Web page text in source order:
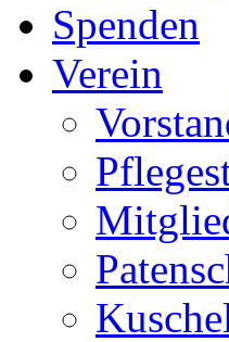
Spenden
Verein